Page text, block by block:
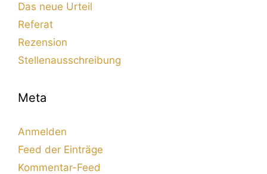
Das neue Urteil
Referat
Rezension
Stellenausschreibung
Meta
Anmelden
Feed der Einträge
Kommentar-Feed